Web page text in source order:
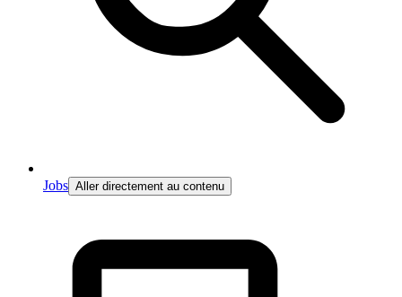
Jobs Aller directement au contenu